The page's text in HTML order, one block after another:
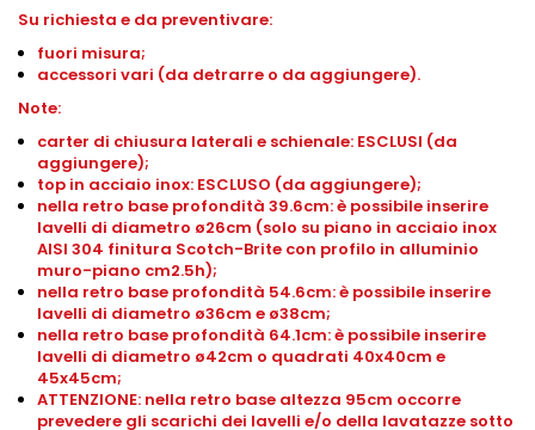
Su richiesta e da preventivare:
fuori misura;
accessori vari (da detrarre o da aggiungere).
Note:
carter di chiusura laterali e schienale: ESCLUSI (da
aggiungere);
top in acciaio inox: ESCLUSO (da aggiungere);
nella retro base profondità 39.6cm: è possibile inserire
lavelli di diametro ø26cm (solo su piano in acciaio inox
AISI 304 finitura Scotch-Brite con profilo in alluminio
muro-piano cm2.5h);
nella retro base profondità 54.6cm: è possibile inserire
lavelli di diametro ø36cm e ø38cm;
nella retro base profondità 64.1cm: è possibile inserire
lavelli di diametro ø42cm o quadrati 40x40cm e
45x45cm;
ATTENZIONE: nella retro base altezza 95cm occorre
prevedere gli scarichi dei lavelli e/o della lavatazze sotto